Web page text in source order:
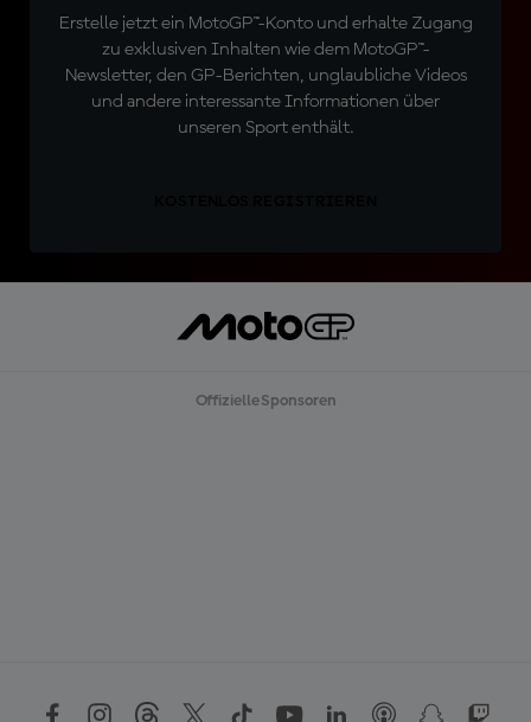
Erstelle jetzt ein MotoGP™-Konto und erhalte Zugang
zu exklusiven Inhalten wie dem MotoGP™-
Newsletter, den GP-Berichten, unglaubliche Videos
und andere interessante Informationen über
unseren Sport enthält.
Offizielle Sponsoren